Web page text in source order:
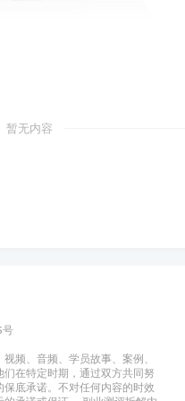
暂无内容
号
频、音频、学员故事、案例、
在特定时期，通过双方共同努
底承诺。不对任何内容的时效